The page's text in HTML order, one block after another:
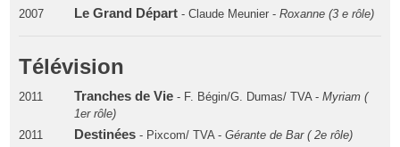
2007
Le Grand Départ - Claude Meunier - Roxanne (3 e rôle)
Télévision
2011 Tranches de Vie - F. Bégin/G. Dumas/ TVA - Myriam (
1er rôle)
2011
Destinées - Pixcom/ TVA - Gérante de Bar ( 2e rôle)